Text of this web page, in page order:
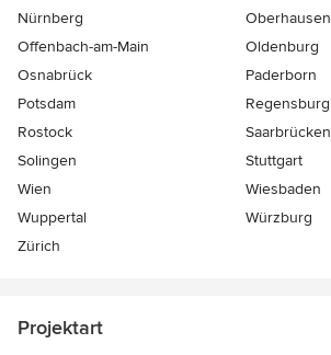
Nürnberg
Oberhausen
Offenbach-am-Main
Oldenburg
Osnabrück
Paderborn
Potsdam
Regensburg
Rostock
Saarbrücken
Solingen
Stuttgart
Wien
Wiesbaden
Wuppertal
Würzburg
Zürich
Projektart